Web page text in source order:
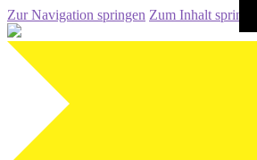
Zur Navigation springen Zum Inhalt springen